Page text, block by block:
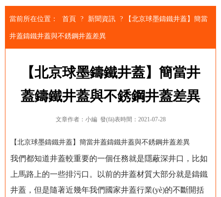
當前所在位置： 首頁 ? 新聞資訊 ? 【北京球墨鑄鐵井蓋】簡當
井蓋鑄鐵井蓋與不銹鋼井蓋差異
【北京球墨鑄鐵井蓋】簡當井
蓋鑄鐵井蓋與不銹鋼井蓋差異
文章作者：小編 發(fā)表時間：2021-07-28
【北京球墨鑄鐵井蓋】簡當井蓋鑄鐵井蓋與不銹鋼井蓋差異
我們都知道井蓋較重要的一個任務就是隱蔽深井口，比如
上馬路上的一些排污口。以前的井蓋材質大部分就是鑄鐵
井蓋，但是隨著近幾年我們國家井蓋行業(yè)的不斷開括